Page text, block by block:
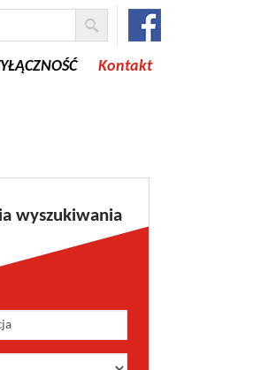
Kontakt
wyszukiwania